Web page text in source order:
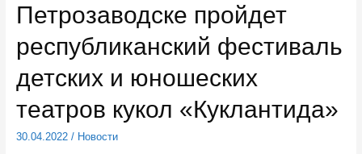
Петрозаводске пройдет
республиканский фестиваль
детских и юношеских
театров кукол «Куклантида»
30.04.2022/ Новости